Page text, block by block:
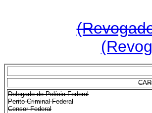
Delegado de Polícia Federal
Perito Criminal Federal
Censor Federal